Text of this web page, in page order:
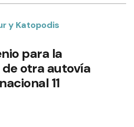
y Katopodis
para la
otra autovía
11